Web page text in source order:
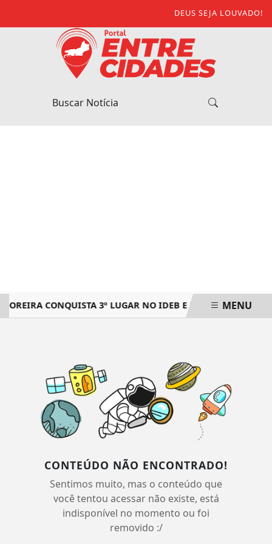
DEUS SEJA LOUVADO!
CONQUISTA 3º LUGAR NO IDEB E REGISTRA O
MENU
CONTEÚDO NÃO ENCONTRADO!
Sentimos muito, mas o conteúdo que
você tentou acessar não existe, está
indisponível no momento ou foi
removido :/